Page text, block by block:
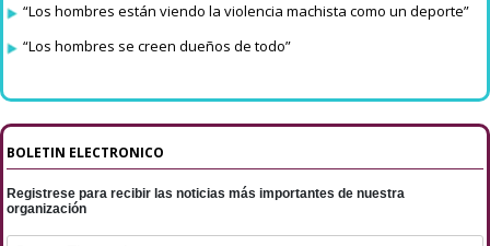
“Los hombres están viendo la violencia machista como un deporte”
“Los hombres se creen dueños de todo”
BOLETIN ELECTRONICO
Registrese para recibir las noticias más importantes de nuestra
organización